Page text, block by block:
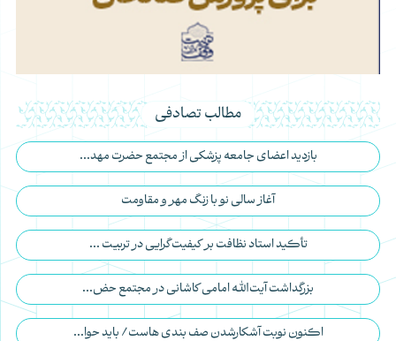
مطالب تصادفی
بازدید اعضای جامعه پزشکی از مجتمع حضرت مهد...
آغاز سالی نو با زنگ مهر و مقاومت
تأکید استاد نظافت بر کیفیت‌گرایی در تربیت ...
بزرگداشت آیت‌الله امامی کاشانی در مجتمع حض...
اکنون نوبت آشکارشدن صف بندی هاست/ باید حوا...